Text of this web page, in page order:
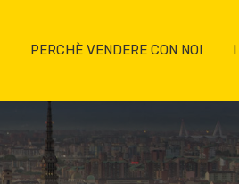
PERCHÈ VENDERE CON NOI